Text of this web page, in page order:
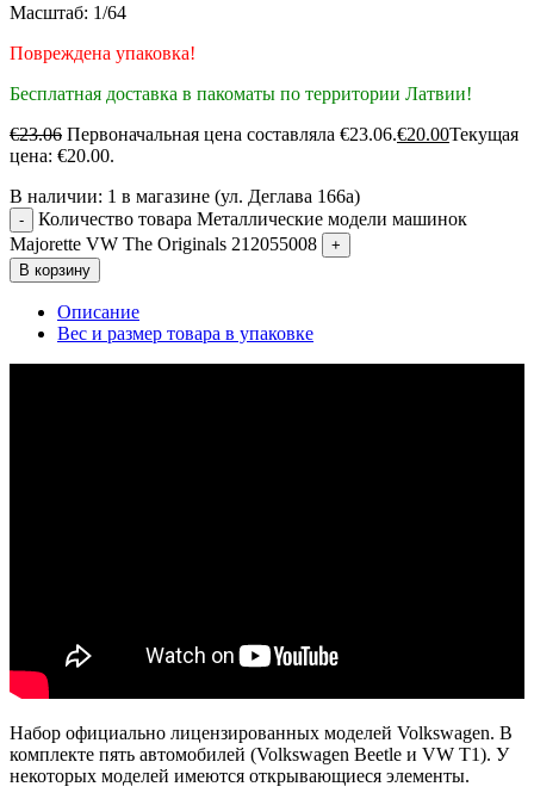
Масштаб: 1/64
Повреждена упаковка!
Бесплатная доставка в пакоматы по территории Латвии!
€23.06 Первоначальная цена составляла €23.06.€20.00Текущая
цена: €20.00.
В наличии: 1 в магазине (ул. Деглава 166а)
Количество товара Металлические модели машинок
Majorette VW The Originals 212055008
В корзину
Описание
Вес и размер товара в упаковке
Набор официально лицензированных моделей Volkswagen. В
комплекте пять автомобилей (Volkswagen Beetle и VW T1). У
некоторых моделей имеются открывающиеся элементы.